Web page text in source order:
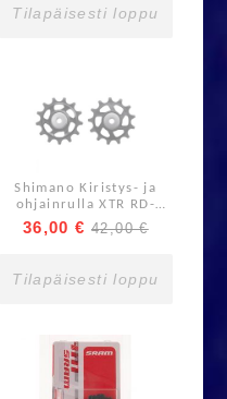
Tilapäisesti loppu
Shimano Kiristys- ja
ohjainrulla XTR RD-
M9100/M9120 12s
36,00 € 42,00 €
Tilapäisesti loppu